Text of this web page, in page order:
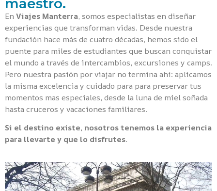
maestro.
EnViajes Manterra, somos especialistas en diseñar
experiencias que transforman vidas. Desde nuestra
fundación hace más de cuatro décadas, hemos sido el
puente para miles de estudiantes que buscan conquistar
el mundo a través de intercambios, excursiones y camps.
Pero nuestra pasión por viajar no termina ahí: aplicamos
la misma excelencia y cuidado para para preservar tus
momentos mas especiales, desde la luna de miel soñada
hasta cruceros y vacaciones familiares.
Si el destino existe, nosotros tenemos la experiencia
para llevarte y que lo disfrutes.